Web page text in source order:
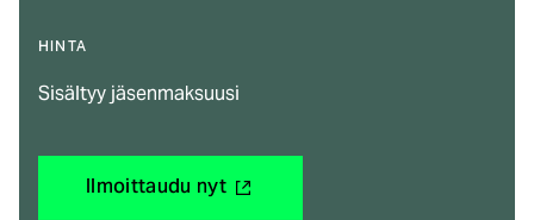
HINTA
Sisältyy jäsenmaksuusi
Ilmoittaudu nyt(ulkoinen